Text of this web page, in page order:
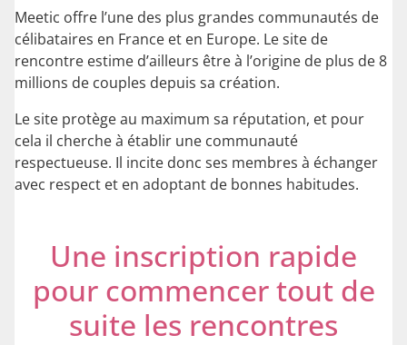
Meetic offre l’une des plus grandes communautés de
célibataires en France et en Europe. Le site de
rencontre estime d’ailleurs être à l’origine de plus de 8
millions de couples depuis sa création.
Le site protège au maximum sa réputation, et pour
cela il cherche à établir une communauté
respectueuse. Il incite donc ses membres à échanger
avec respect et en adoptant de bonnes habitudes.
Une inscription rapide
pour commencer tout de
suite les rencontres